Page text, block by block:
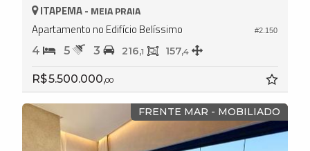
#2.150
ITAPEMA - MEIA PRAIA
Apartamento no Edifício Belíssimo
4 5 3 216,1 157,4
R$ 5.500.000,00
FRENTE MAR - MOBILIADO